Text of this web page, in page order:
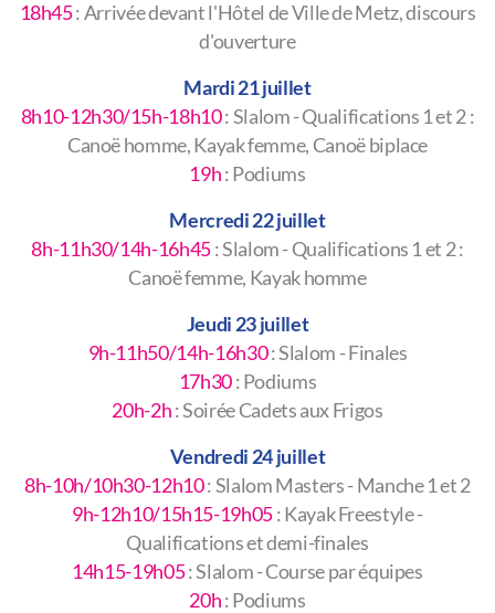
18h45: Arrivée devant l'Hôtel de Ville de Metz, discours
d'ouverture
Mardi 21 juillet
8h10-12h30/15h-18h10: Slalom - Qualifications 1 et 2 :
Canoë homme, Kayak femme, Canoë biplace
19h: Podiums
Mercredi 22 juillet
8h-11h30/14h-16h45: Slalom - Qualifications 1 et 2 :
Canoë femme, Kayak homme
Jeudi 23 juillet
9h-11h50/14h-16h30: Slalom - Finales
17h30: Podiums
20h-2h: Soirée Cadets aux Frigos
Vendredi 24 juillet
8h-10h/10h30-12h10: Slalom Masters - Manche 1 et 2
9h-12h10/15h15-19h05: Kayak Freestyle -
Qualifications et demi-finales
14h15-19h05: Slalom - Course par équipes
20h: Podiums